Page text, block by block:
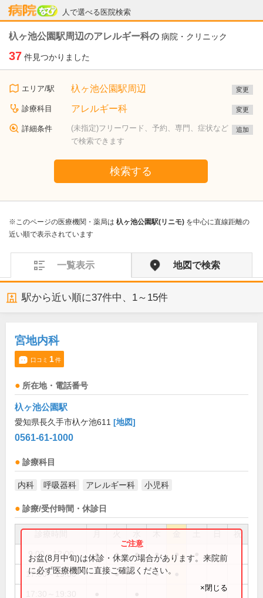
人で選べる医院検索
病院なび
杁ヶ池公園駅周辺のアレルギー科の 病院・クリニック
37 件見つかりました
エリア/駅 杁ヶ池公園駅周辺 変更
診療科目 アレルギー科 変更
詳細条件
(未指定)フリーワード、予約、専門、症状など
で検索できます
追加
検索する
※このページの医療機関・薬局は 杁ヶ池公園駅(リニモ) を中心に直線距離の
近い順で表示されています
一覧表示 地図で検索
駅から近い順に37件中、 1～15件
宮地内科
口コミ 1件
所在地・電話番号
杁ヶ池公園駅
愛知県長久手市杁ケ池611 [地図]
0561-61-1000
診療科目
内科 呼吸器科 アレルギー科 小児科
診療/受付時間・休診日
祝
9:00～12:00 ● ● ● ● ●
17:00～19:00 ● ●
お盆(8月中旬)は休診・休業の場合があります。来院前
に必ず医療機関に直接ご確認ください。
×閉じる